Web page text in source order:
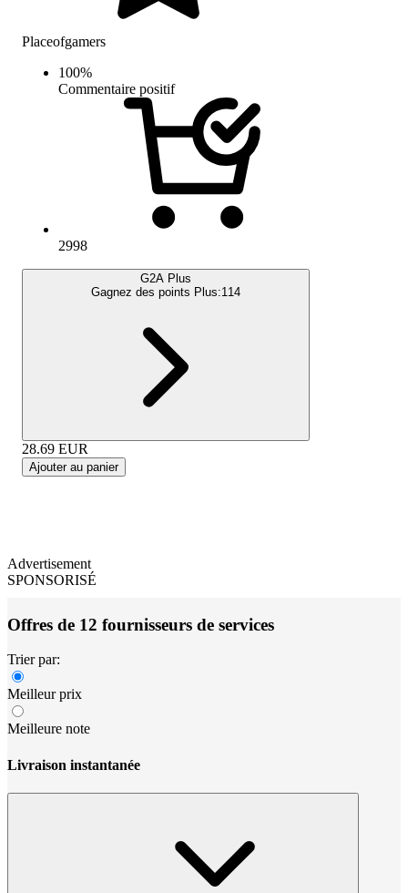
Placeofgamers
100%
Commentaire positif
2998
G2A Plus
Gagnez des points Plus:114
28.69 EUR
Ajouter au panier
Advertisement
SPONSORISÉ
Offres de 12 fournisseurs de services
Trier par:
Meilleur prix
Meilleure note
Livraison instantanée